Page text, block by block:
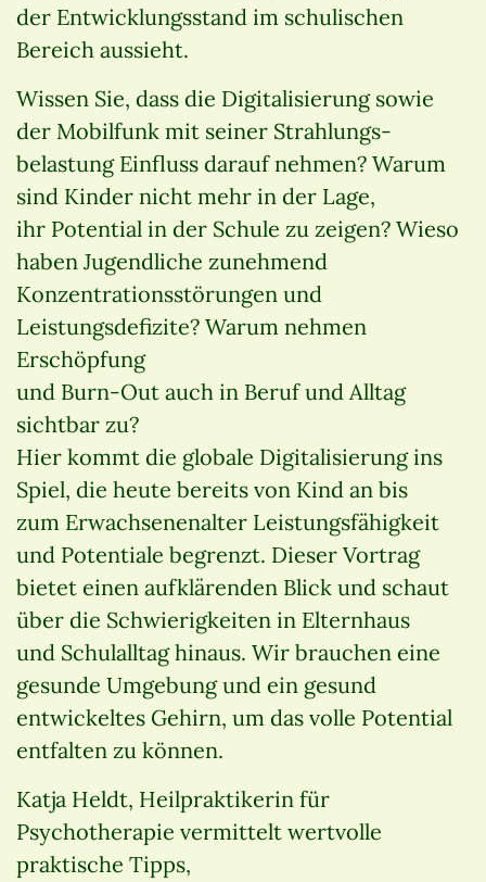
der Entwicklungsstand im schulischen
Bereich aussieht.
Wissen Sie, dass die Digitalisierung sowie
der Mobilfunk mit seiner Strahlungs-
belastung Einfluss darauf nehmen? Warum
sind Kinder nicht mehr in der Lage,
ihr Potential in der Schule zu zeigen? Wieso
haben Jugendliche zunehmend
Konzentrationsstörungen und
Leistungsdefizite? Warum nehmen
Erschöpfung
und Burn-Out auch in Beruf und Alltag
sichtbar zu?
Hier kommt die globale Digitalisierung ins
Spiel, die heute bereits von Kind an bis
zum Erwachsenenalter Leistungsfähigkeit
und Potentiale begrenzt. Dieser Vortrag
bietet einen aufklärenden Blick und schaut
über die Schwierigkeiten in Elternhaus
und Schulalltag hinaus. Wir brauchen eine
gesunde Umgebung und ein gesund
entwickeltes Gehirn, um das volle Potential
entfalten zu können.
Katja Heldt, Heilpraktikerin für
Psychotherapie vermittelt wertvolle
praktische Tipps,